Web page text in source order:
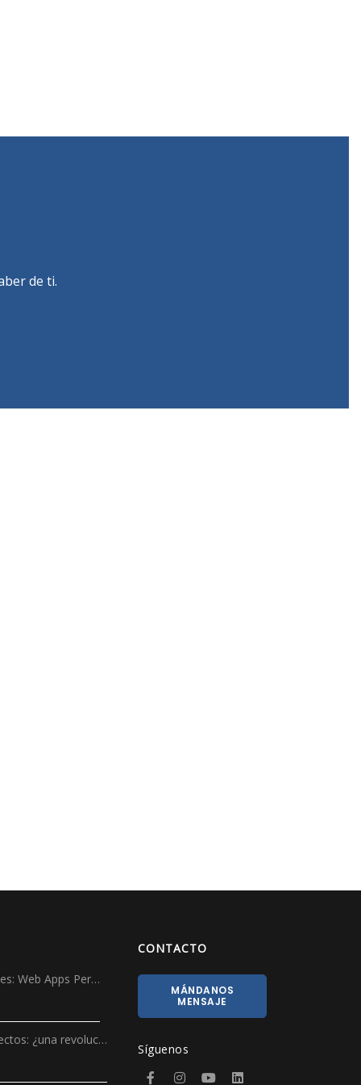
de ti.
Web Apps Per…
¿una revoluc…
CONTACTO
MÁNDANOS
MENSAJE
Síguenos